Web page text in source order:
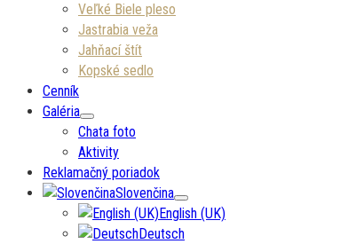
Veľké Biele pleso
Jastrabia veža
Jahňací štít
Kopské sedlo
Cenník
Galéria
Chata foto
Aktivity
Reklamačný poriadok
Slovenčina
English (UK)
Deutsch